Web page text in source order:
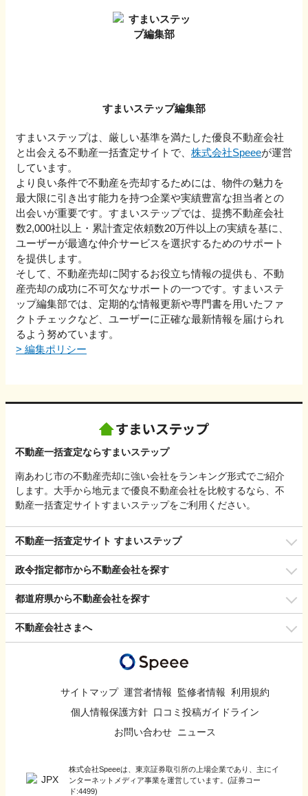
すまいステップ編集部
すまいステップは、厳しい基準を満たした優良不動産会社
と出会える不動産一括査定サイトで、 株式会社Speeeが運営
しています。
より良い条件で不動産を売却するためには、物件の魅力を
最大限に引き出す能力を持つ企業や実績豊富な担当者との
出会いが重要です。すまいステップでは、提携不動産会社
数2,000社以上・累計査定依頼数20万件以上の実績を基に、
ユーザーが最適な仲介サービスを選択するためのサポート
を提供します。
そして、不動産売却に関するお役立ち情報の提供も、不動
産売却の成功に不可欠なサポートの一つです。すまいステ
ップ編集部では、定期的な情報更新や専門書を用いたファ
クトチェックなど、ユーザーに正確な最新情報を届けられ
るよう努めています。
> 編集ポリシー
不動産一括査定ならすまいステップ
南あわじ市の不動産売却に強い会社をランキング形式でご紹介
します。大手から地元まで優良不動産会社を比較するなら、不
動産一括査定サイトすまいステップをご利用ください。
不動産一括査定サイト すまいステップ
政令指定都市から不動産会社を探す
都道府県から不動産会社を探す
不動産会社さまへ
サイトマップ 運営者情報 監修者情報 利用規約
個人情報保護方針 口コミ投稿ガイドライン
お問い合わせ ニュース
株式会社Speeeは、東京証券取引所の上場企業であり、主にイ
ンターネットメディア事業を運営しています。(証券コー
ド:4499)